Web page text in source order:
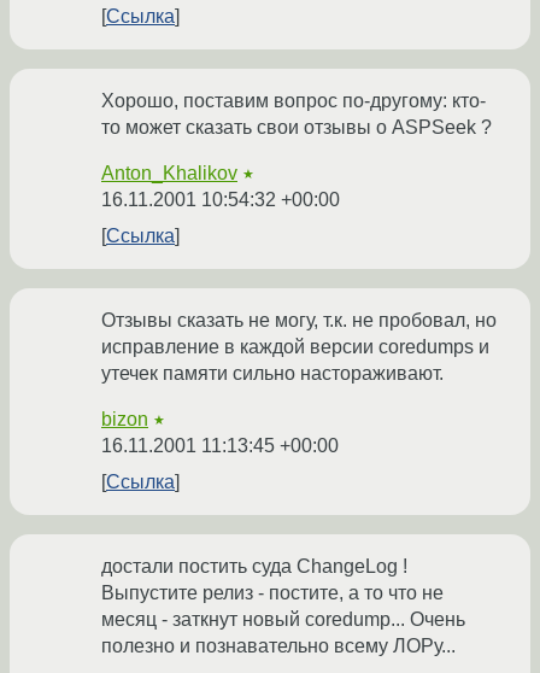
Ссылка
Хорошо, поставим вопрос по-другому: кто-
то может сказать свои отзывы о ASPSeek ?
Anton_Khalikov ★
16.11.2001 10:54:32 +00:00
Ссылка
Отзывы сказать не могу, т.к. не пробовал, но
исправление в каждой версии coredumps и
утечек памяти сильно настораживают.
bizon ★
16.11.2001 11:13:45 +00:00
Ссылка
достали постить суда ChangeLog !
Выпустите релиз - постите, а то что не
месяц - заткнут новый coredump... Очень
полезно и познавательно всему ЛОРу...